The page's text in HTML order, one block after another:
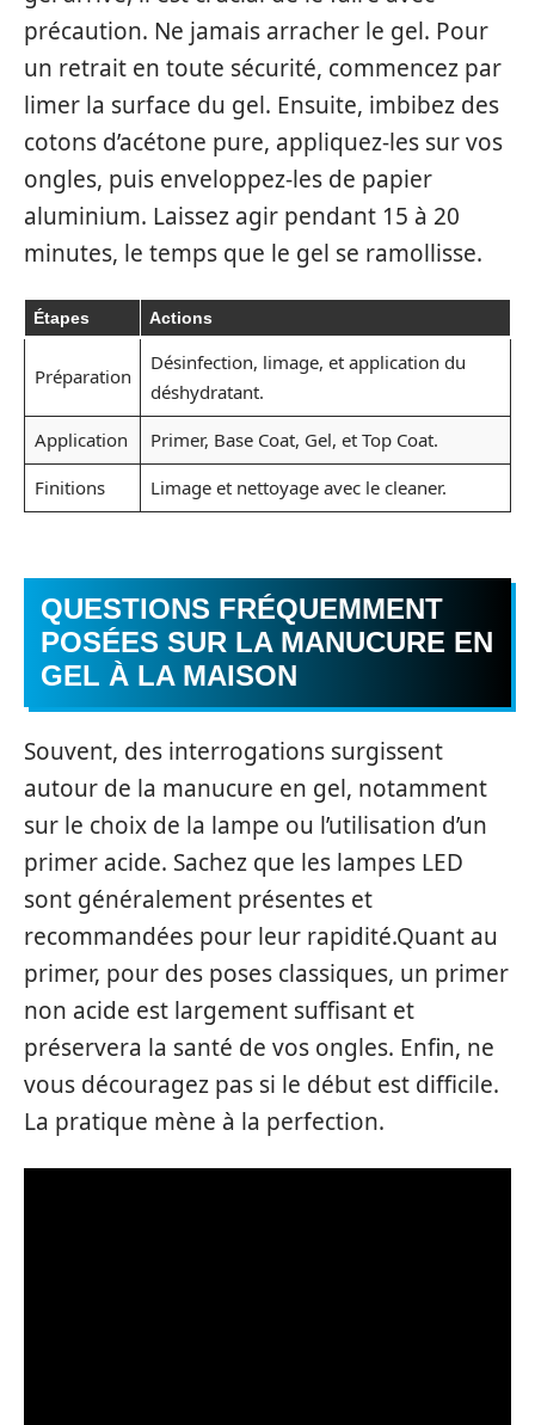
précaution. Ne jamais arracher le gel. Pour
un retrait en toute sécurité, commencez par
limer la surface du gel. Ensuite, imbibez des
cotons d’acétone pure, appliquez-les sur vos
ongles, puis enveloppez-les de papier
aluminium. Laissez agir pendant 15 à 20
minutes, le temps que le gel se ramollisse.
Étapes Actions
Préparation
Désinfection, limage, et application du
déshydratant.
Application
Primer, Base Coat, Gel, et Top Coat.
Finitions
Limage et nettoyage avec le cleaner.
QUESTIONS FRÉQUEMMENT
POSÉES SUR LA MANUCURE EN
GEL À LA MAISON
Souvent, des interrogations surgissent
autour de la manucure en gel, notamment
sur le choix de la lampe ou l’utilisation d’un
primer acide. Sachez que les lampes LED
sont généralement présentes et
recommandées pour leur rapidité.Quant au
primer, pour des poses classiques, un primer
non acide est largement suffisant et
préservera la santé de vos ongles. Enfin, ne
vous découragez pas si le début est difficile.
La pratique mène à la perfection.